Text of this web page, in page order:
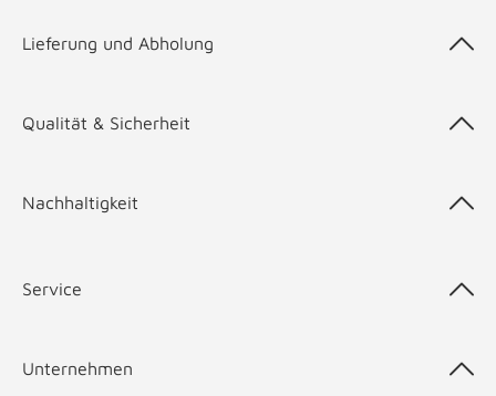
Lieferung und Abholung
Qualität & Sicherheit
Nachhaltigkeit
Service
Unternehmen